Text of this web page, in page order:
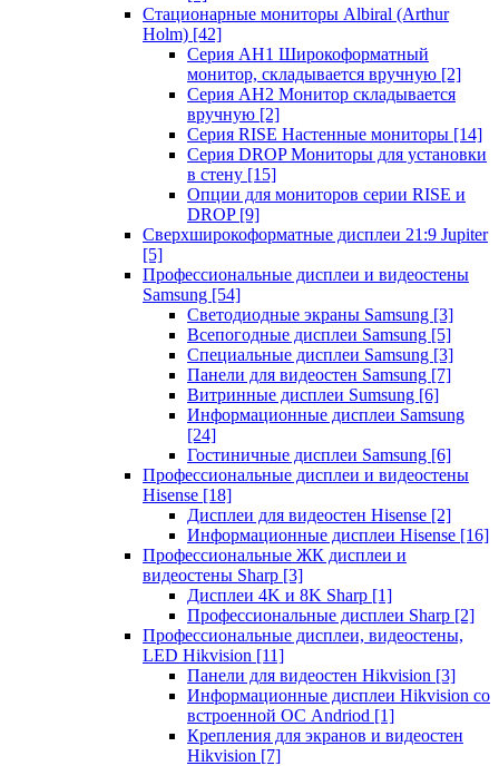
Стационарные мониторы Albiral (Arthur
Holm) [42]
Серия AH1 Широкоформатный
монитор, складывается вручную [2]
Серия AH2 Монитор складывается
вручную [2]
Серия RISE Настенные мониторы [14]
Серия DROP Мониторы для установки
в стену [15]
Опции для мониторов серии RISE и
DROP [9]
Сверхширокоформатные дисплеи 21:9 Jupiter
[5]
Профессиональные дисплеи и видеостены
Samsung [54]
Светодиодные экраны Samsung [3]
Всепогодные дисплеи Samsung [5]
Специальные дисплеи Samsung [3]
Панели для видеостен Samsung [7]
Витринные дисплеи Sumsung [6]
Информационные дисплеи Samsung
[24]
Гостиничные дисплеи Samsung [6]
Профессиональные дисплеи и видеостены
Hisense [18]
Дисплеи для видеостен Hisense [2]
Информационные дисплеи Hisense [16]
Профессиональные ЖК дисплеи и
видеостены Sharp [3]
Дисплеи 4K и 8K Sharp [1]
Профессиональные дисплеи Sharp [2]
Профессиональные дисплеи, видеостены,
LED Hikvision [11]
Панели для видеостен Hikvision [3]
Информационные дисплеи Hikvision со
встроенной ОС Andriod [1]
Крепления для экранов и видеостен
Hikvision [7]